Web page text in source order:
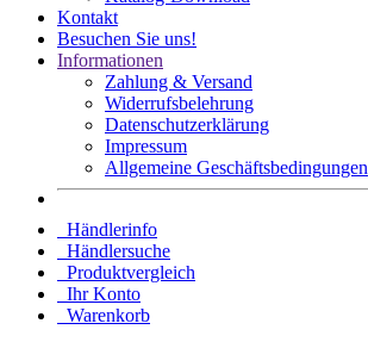
Kontakt
Besuchen Sie uns!
Informationen
Zahlung & Versand
Widerrufsbelehrung
Datenschutz­erklärung
Impressum
Allgemeine Geschäftsbedingungen
Händlerinfo
Händlersuche
Produktvergleich
Ihr Konto
Warenkorb